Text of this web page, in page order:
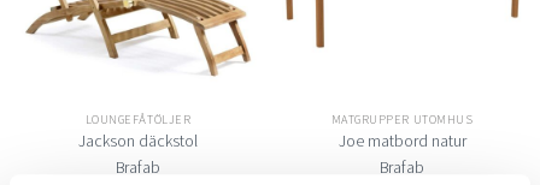
LOUNGEFÅTÖLJER
Jackson däckstol
Brafab
MATGRUPPER UTOMHUS
Joe matbord natur
Brafab